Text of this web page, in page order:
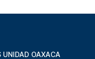
OAXACA